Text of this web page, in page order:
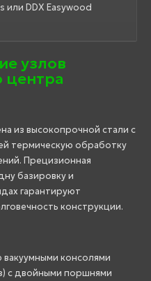
или DDX Easywood
узлов
из высокопрочной стали с
термическую обработку
Прецизионная
базировку и
гарантируют
конструкции.
консолями
с двойными поршнями